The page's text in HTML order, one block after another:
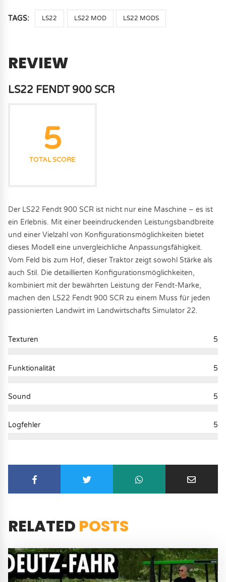
TAGS: LS22 LS22 MOD LS22 MODS
REVIEW
LS22 FENDT 900 SCR
5
TOTAL SCORE
Der LS22 Fendt 900 SCR ist nicht nur eine Maschine – es ist
ein Erlebnis. Mit einer beeindruckenden Leistungsbandbreite
und einer Vielzahl von Konfigurationsmöglichkeiten bietet
dieses Modell eine unvergleichliche Anpassungsfähigkeit.
Vom Feld bis zum Hof, dieser Traktor zeigt sowohl Stärke als
auch Stil. Die detaillierten Konfigurationsmöglichkeiten,
kombiniert mit der bewährten Leistung der Fendt-Marke,
machen den LS22 Fendt 900 SCR zu einem Muss für jeden
passionierten Landwirt im Landwirtschafts Simulator 22.
Texturen 5
Funktionalität 5
Sound 5
Logfehler 5
RELATED POSTS